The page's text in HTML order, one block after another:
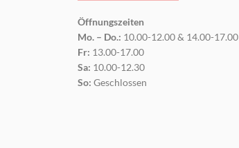
Öffnungszeiten
Mo. – Do.: 10.00-12.00 & 14.00-17.00
Fr: 13.00-17.00
Sa: 10.00-12.30
So: Geschlossen